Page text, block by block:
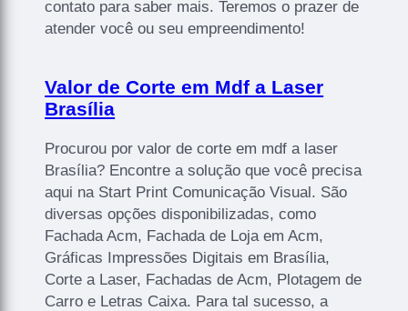
contato para saber mais. Teremos o prazer de
atender você ou seu empreendimento!
Valor de Corte em Mdf a Laser
Brasília
Procurou por valor de corte em mdf a laser
Brasília? Encontre a solução que você precisa
aqui na Start Print Comunicação Visual. São
diversas opções disponibilizadas, como
Fachada Acm, Fachada de Loja em Acm,
Gráficas Impressões Digitais em Brasília,
Corte a Laser, Fachadas de Acm, Plotagem de
Carro e Letras Caixa. Para tal sucesso, a